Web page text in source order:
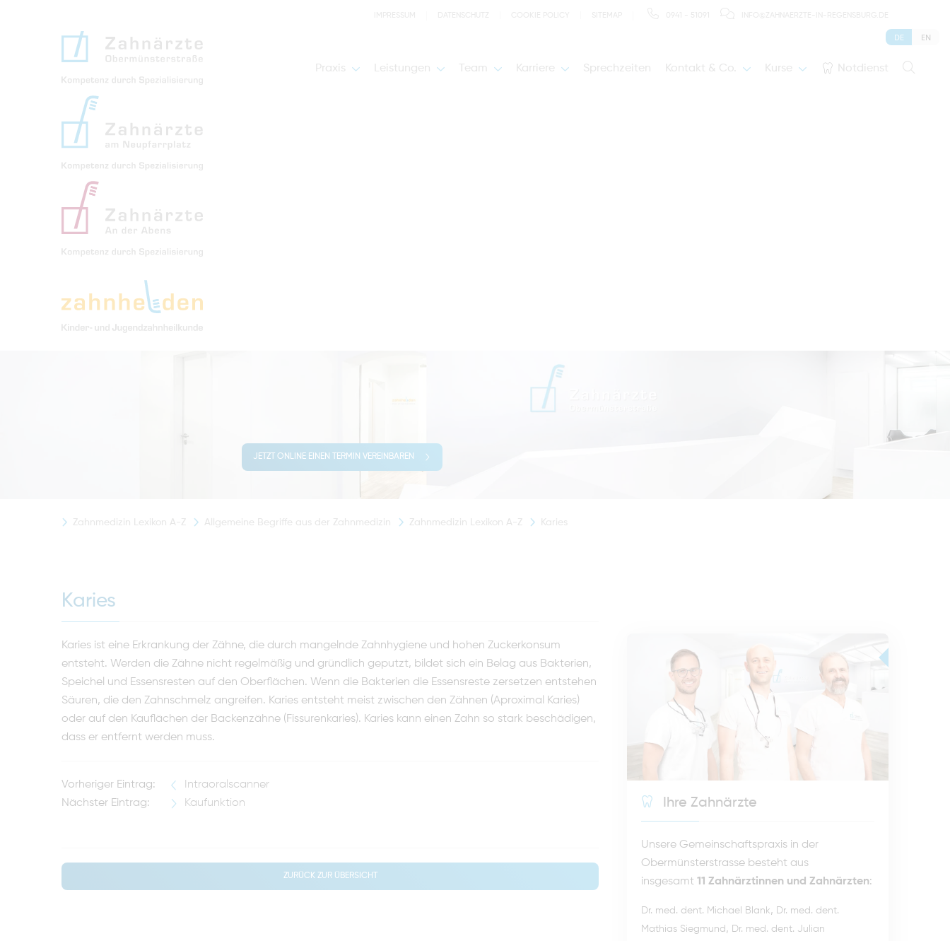
Praxis Leistungen Team Karriere Sprechzeiten Kontakt & Co. Kurse Notdienst
DE EN
JETZT ONLINE EINEN TERMIN VEREINBAREN
Zahnmedizin Lexikon A-Z Allgemeine Begriffe aus der Zahnmedizin Zahnmedizin Lexikon A-Z Karies
Karies
Karies ist eine Erkrankung der Zähne, die durch mangelnde Zahnhygiene und hohen Zuckerkonsum
entsteht. Werden die Zähne nicht regelmäßig und gründlich geputzt, bildet sich ein Belag aus Bakterien,
Speichel und Essensresten auf den Oberflächen. Wenn die Bakterien die Essensreste zersetzen entstehen
Säuren, die den Zahnschmelz angreifen. Karies entsteht meist zwischen den Zähnen (Aproximal Karies)
oder auf den Kauflächen der Backenzähne (Fissurenkaries). Karies kann einen Zahn so stark beschädigen,
dass er entfernt werden muss.
Vorheriger Eintrag:
Intraoralscanner
Nächster Eintrag:
Kaufunktion
ZURÜCK ZUR ÜBERSICHT
Ihre Zahnärzte
Unsere Gemeinschaftspraxis in der
Obermünsterstrasse besteht aus
insgesamt 11 Zahnärztinnen und Zahnärzten:
Dr. med. dent. Michael Blank, Dr. med. dent.
Mathias Siegmund , Dr. med. dent. Julian